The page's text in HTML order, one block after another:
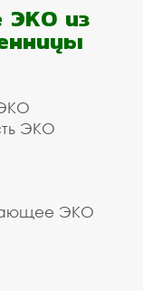
ЭКО из
ЭКО
ЭКО